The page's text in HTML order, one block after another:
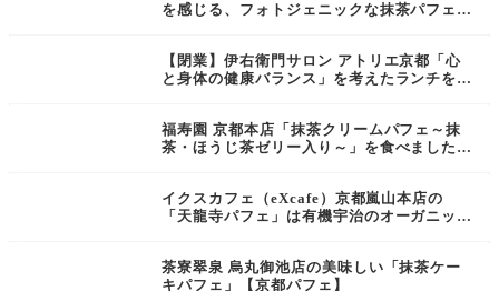
を感じる、フォトジェニックな抹茶パフェ体
【閉業】伊右衛門サロン アトリエ京都「心
と身体の健康バランス」を考えたランチを食
福寿園 京都本店「抹茶クリームパフェ～抹
茶・ほうじ茶ゼリー入り～」を食べました♪
イクスカフェ（eXcafe）京都嵐山本店の
「天龍寺パフェ」は有機宇治のオーガニック
茶寮翠泉 烏丸御池店の美味しい「抹茶ケー
キパフェ」【京都パフェ】